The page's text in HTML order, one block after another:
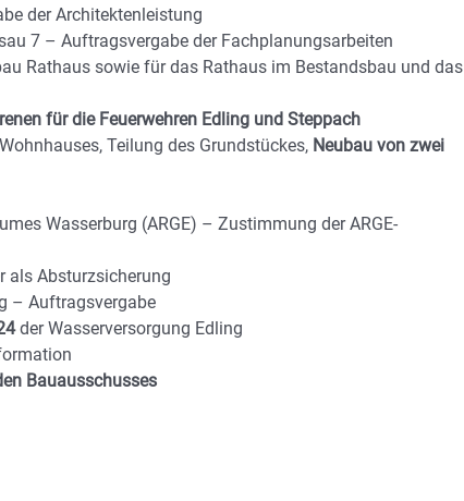
der Architektenleistung
7 – Auftragsvergabe der Fachplanungsarbeiten
Rathaus sowie für das Rathaus im Bestandsbau und das
für die Feuerwehren Edling und Steppach
Teilung des Grundstückes, Neubau von zwei
Wasserburg (ARGE) – Zustimmung der ARGE-
als Absturzsicherung
– Auftragsvergabe
der Wasserversorgung Edling
Bauausschusses